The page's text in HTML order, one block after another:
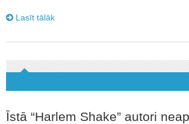
Lasīt tālāk
Īstā “Harlem Shake” autori